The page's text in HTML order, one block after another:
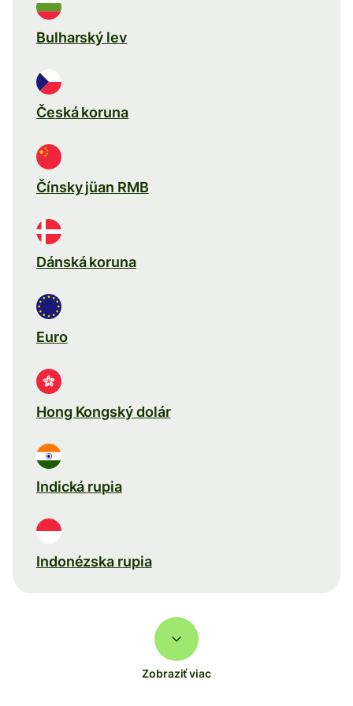
Bulharský lev
Česká koruna
Čínsky jüan RMB
Dánská koruna
Euro
Hong Kongský dolár
Indická rupia
Indonézska rupia
Zobraziť viac